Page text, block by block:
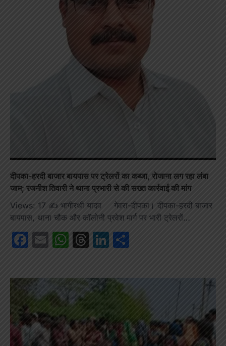
दीपका-हरदी बाजार बायपास पर ट्रेलरों का कब्जा, रोजाना लग रहा लंबा
जाम; रजनीश तिवारी ने थाना प्रभारी से की सख्त कार्रवाई की मांग
Views: 17 ✍️ भागीरथी यादव गेवरा-दीपका। दीपका-हरदी बाजार
बायपास, थाना चौक और कॉलोनी प्रवेश मार्ग पर भारी ट्रेलरों…
Facebook
EmailWhatsApp
Threads
LinkedIn